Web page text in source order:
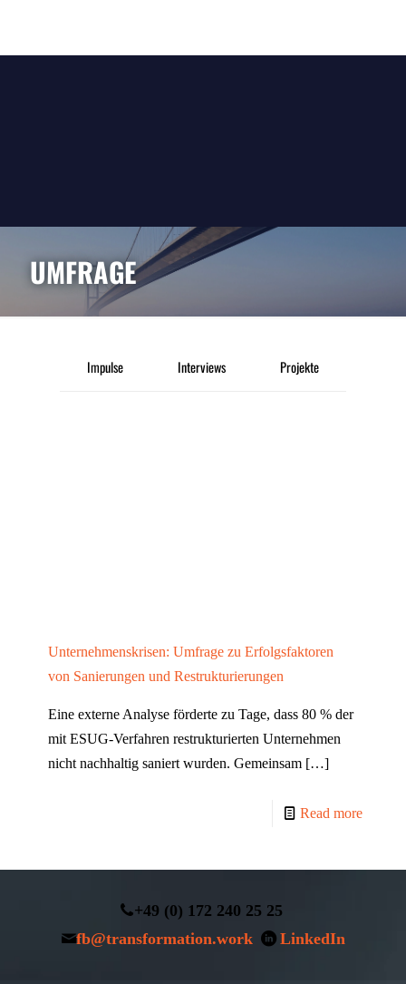
UMFRAGE
Impulse Interviews Projekte
Unternehmenskrisen: Umfrage zu Erfolgsfaktoren
von Sanierungen und Restrukturierungen
Eine externe Analyse förderte zu Tage, dass 80 % der
mit ESUG-Verfahren restrukturierten Unternehmen
nicht nachhaltig saniert wurden. Gemeinsam […]
Read more
+49 (0) 172 240 25 25
fb@transformation.work
LinkedIn